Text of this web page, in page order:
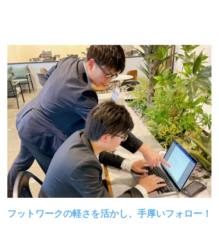
フットワークの軽さを活かし、手厚いフォロー！